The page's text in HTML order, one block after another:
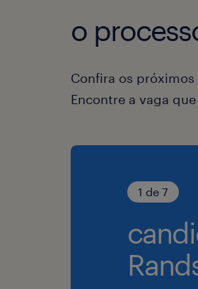
o
Confira os
Encontre a vaga
1 de 7